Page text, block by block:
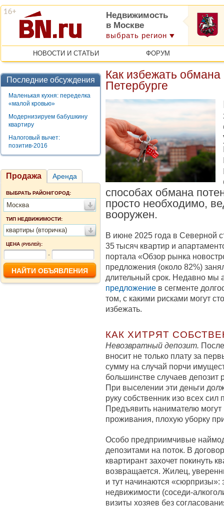
Недвижимость
в Москве
выбрать регион
НОВОСТИ И СТАТЬИ ФОРУМ
Последние обсуждения
Маленькая кухня: переделка
«малой кровью»
Модернизируем бабушкину
квартиру
Налоговый вычет:
позитив-2016
Продажа Аренда
ВЫБРАТЬ РАЙОН/ГОРОД:
Москва
ТИП НЕДВИЖИМОСТИ:
квартиры (вторичка)
ЦЕНА (РУБЛЕЙ):
-
Как избежать
Петербурге
способах обмана
просто необходимо,
вооружен.
В июне 2025 года в Северной
35 тысяч квартир и
портала «Обзор рынка
предложения (около 82%)
длительный срок. Недавно мы
предложение в сегменте
том, с какими рисками могут
избежать.
КАК ХИТРЯТ
Невозвратный депозит.
вносит не только плату за
сумму на случай порчи
большинстве случаев
При выселении эти деньги
руку собственник изо всех сил
Предъявить нанимателю
проживания, плохую уборку
Особо предприимчивые
депозитами на поток. В
квартирант захочет покинуть
возвращается. Жилец,
и тут начинаются «сюрпризы»:
недвижимости (соседи-
визиты хозяев без